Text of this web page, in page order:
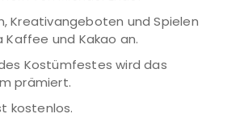
Kreativangeboten und Spielen
und Kakao an.
Kostümfestes wird das
prämiert.
kostenlos.